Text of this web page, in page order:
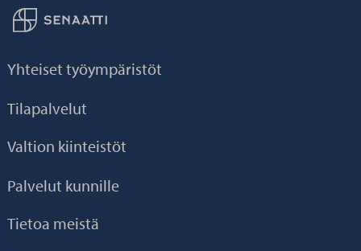
Palaa taikaisin etusivulle
Yhteiset työympäristöt
Tilapalvelut
Valtion kiinteistöt
Palvelut kunnille
Tietoa meistä